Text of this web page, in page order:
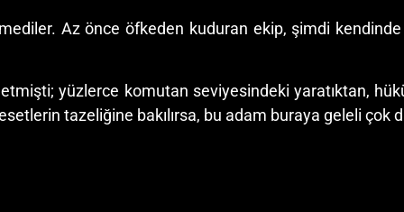
Az önce öfkeden kuduran ekip, şimdi kendinde
yüzlerce komutan seviyesindeki yaratıktan,
tazeliğine bakılırsa, bu adam buraya geleli çok